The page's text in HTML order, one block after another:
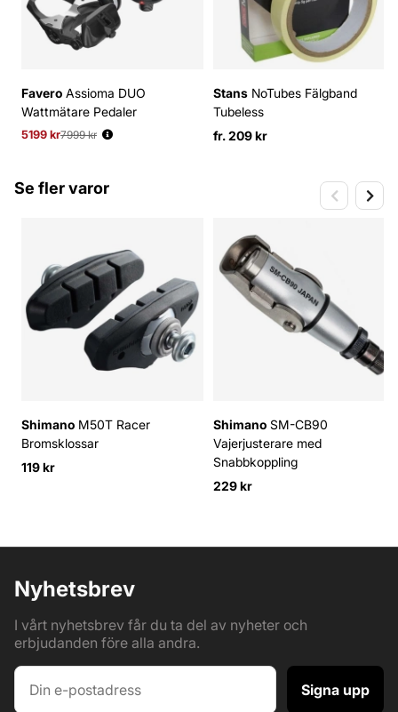
Favero Assioma DUO
Wattmätare Pedaler
5199 kr
Ordinarie pris:
7999 kr
Stans NoTubes Fälgband
Tubeless
fr. 209 kr
Se fler varor
Shimano M50T Racer
Bromsklossar
119 kr
Shimano SM-CB90
Vajerjusterare med
Snabbkoppling
229 kr
Nyhetsbrev
I vårt nyhetsbrev får du ta del av nyheter och
erbjudanden före alla andra.
Signa upp